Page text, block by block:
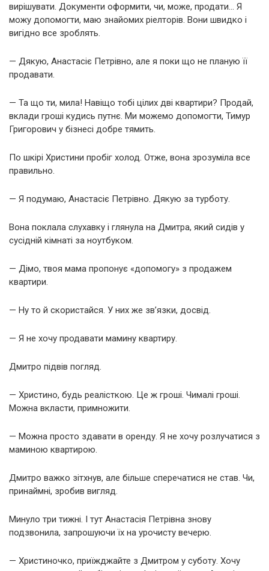
вирішувати. Документи оформити, чи, може, продати… Я
можу допомогти, маю знайомих ріелторів. Вони швидко і
вигідно все зроблять.
— Дякую, Анастасіє Петрівно, але я поки що не планую її
продавати.
— Та що ти, мила! Навіщо тобі цілих дві квартири? Продай,
вклади гроші кудись путнє. Ми можемо допомогти, Тимур
Григорович у бізнесі добре тямить.
По шкірі Христини пробіг холод. Отже, вона зрозуміла все
правильно.
— Я подумаю, Анастасіє Петрівно. Дякую за турботу.
Вона поклала слухавку і глянула на Дмитра, який сидів у
сусідній кімнаті за ноутбуком.
— Дімо, твоя мама пропонує «допомогу» з продажем
квартири.
— Ну то й скористайся. У них же зв’язки, досвід.
— Я не хочу продавати мамину квартиру.
Дмитро підвів погляд.
— Христино, будь реалісткою. Це ж гроші. Чималі гроші.
Можна вкласти, примножити.
— Можна просто здавати в оренду. Я не хочу розлучатися з
маминою квартирою.
Дмитро важко зітхнув, але більше сперечатися не став. Чи,
принаймні, зробив вигляд.
Минуло три тижні. І тут Анастасія Петрівна знову
подзвонила, запрошуючи їх на урочисту вечерю.
— Христиночко, приїжджайте з Дмитром у суботу. Хочу